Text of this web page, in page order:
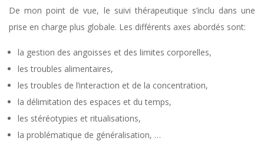
De mon point de vue, le suivi thérapeutique s’inclu dans une
prise en charge plus globale. Les différents axes abordés sont:
la gestion des angoisses et des limites corporelles,
les troubles alimentaires,
les troubles de l’interaction et de la concentration,
la délimitation des espaces et du temps,
les stéréotypies et ritualisations,
la problématique de généralisation, …